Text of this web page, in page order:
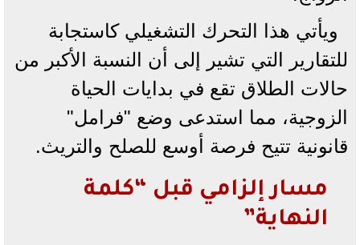
و​يأتي هذا التحرك التشغيلي كاستجابة
للتقارير التي تشير إلى أن النسبة الأكبر من
حالات الطلاق تقع في بدايات الحياة
الزوجية، مما استدعى وضع "فرامل"
قانونية تتيح فرصة أوسع للصلح والتريث.
​مسار إلزامي قبل “كلمة
النهاية”